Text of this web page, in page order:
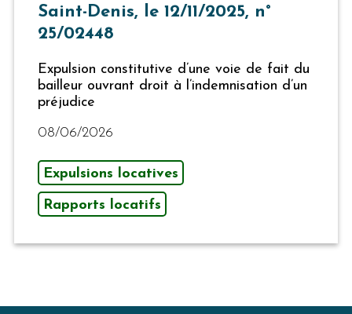
Saint-Denis, le 12/11/2025, n°
25/02448
Expulsion constitutive d’une voie de fait du
bailleur ouvrant droit à l’indemnisation d’un
préjudice
08/06/2026
Expulsions locatives
Rapports locatifs